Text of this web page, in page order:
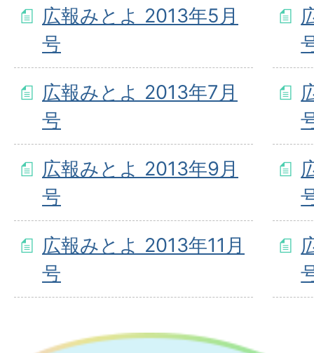
広報みとよ 2013年5月
号
広報みとよ 2013年7月
号
広報みとよ 2013年9月
号
広報みとよ 2013年11月
号